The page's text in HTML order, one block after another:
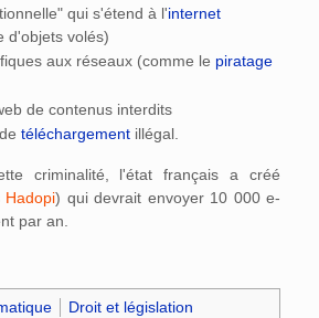
qui s'étend à l'internet
d'objets volés)
aux réseaux (comme le piratage
de contenus interdits
detéléchargement illégal.
criminalité, l'état français a créé
Hadopi) qui devrait envoyer 10 000 e-
par an.
Droit et législation